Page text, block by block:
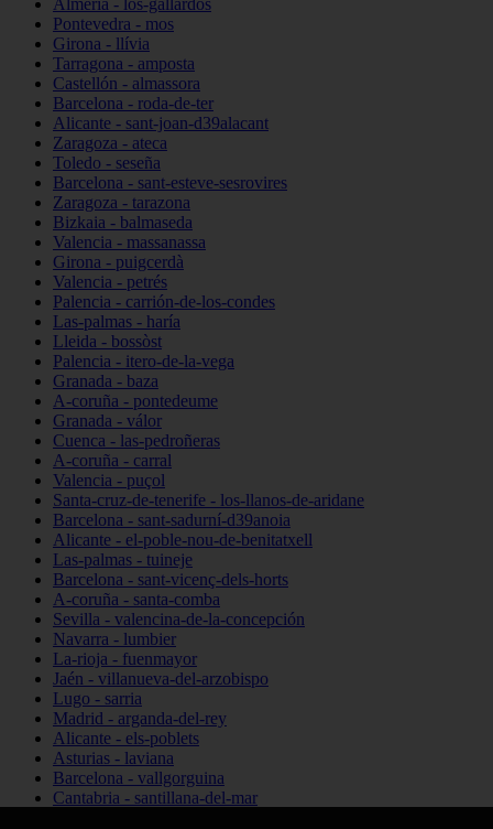
Almería - los-gallardos
Pontevedra - mos
Girona - llívia
Tarragona - amposta
Castellón - almassora
Barcelona - roda-de-ter
Alicante - sant-joan-d39alacant
Zaragoza - ateca
Toledo - seseña
Barcelona - sant-esteve-sesrovires
Zaragoza - tarazona
Bizkaia - balmaseda
Valencia - massanassa
Girona - puigcerdà
Valencia - petrés
Palencia - carrión-de-los-condes
Las-palmas - haría
Lleida - bossòst
Palencia - itero-de-la-vega
Granada - baza
A-coruña - pontedeume
Granada - válor
Cuenca - las-pedroñeras
A-coruña - carral
Valencia - puçol
Santa-cruz-de-tenerife - los-llanos-de-aridane
Barcelona - sant-sadurní-d39anoia
Alicante - el-poble-nou-de-benitatxell
Las-palmas - tuineje
Barcelona - sant-vicenç-dels-horts
A-coruña - santa-comba
Sevilla - valencina-de-la-concepción
Navarra - lumbier
La-rioja - fuenmayor
Jaén - villanueva-del-arzobispo
Lugo - sarria
Madrid - arganda-del-rey
Alicante - els-poblets
Asturias - laviana
Barcelona - vallgorguina
Cantabria - santillana-del-mar